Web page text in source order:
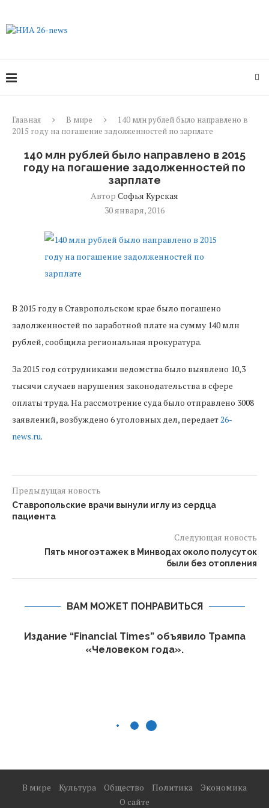
Главная В мире
140 млн рублей было направлено в
2015 году на погашение задолженностей по зарплате
140 млн рублей было направлено в 2015
году на погашение задолженностей по
зарплате
Автор Софья Курская
30 января, 2016
В 2015 году в Ставропольском крае было погашено
задолженностей по заработной плате на сумму 140 млн
рублей, сообщила региональная прокуратура.
За 2015 год сотрудниками ведомства было выявлено 10,3
тысячи случаев нарушения законодательства в сфере
оплаты труда. На рассмотрение суда было отправлено 3008
заявлений, возбуждено 6 уголовных дел, передает26-
news.ru.
Предыдущая новость
Ставропольские врачи вынули иглу из сердца
пациента
Следующая новость
Пять многоэтажек в Минводах около полусуток
были без отопления
ВАМ МОЖЕТ ПОНРАВИТЬСЯ
Издание “Financial Times” объявило Трампа
«Человеком года».
В мире Культура Общество Политика
Экономика
О сайте